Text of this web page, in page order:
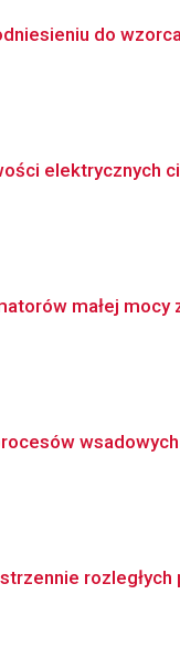
do
elektrycznych
małej mocy
wsadowych